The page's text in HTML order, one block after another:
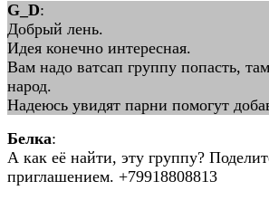
G_D:
Добрый лень.
Идея конечно интересная.
Вам надо ватсап группу попасть,
народ.
Надеюсь увидят парни помогут
Белка:
А как её найти, эту группу?
приглашением. +79918808813